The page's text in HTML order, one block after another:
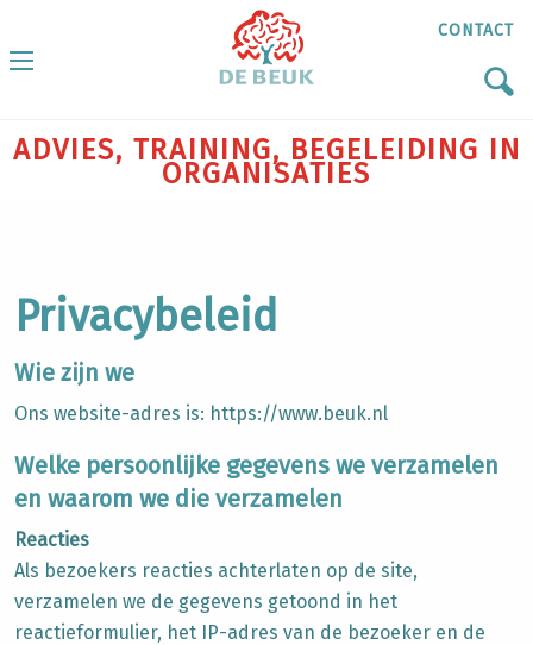
CONTACT
ADVIES, TRAINING, BEGELEIDING IN
ORGANISATIES
Privacybeleid
Wie zijn we
Ons website-adres is: https://www.beuk.nl
Welke persoonlijke gegevens we verzamelen
en waarom we die verzamelen
Reacties
Als bezoekers reacties achterlaten op de site,
verzamelen we de gegevens getoond in het
reactieformulier, het IP-adres van de bezoeker en de